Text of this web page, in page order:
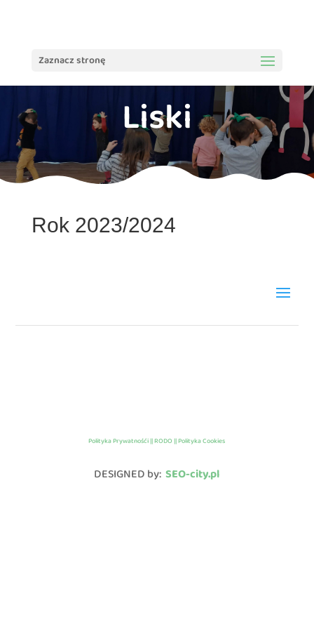
Zaznacz stronę
Liski
Rok 2023/2024
Polityka Prywatnośći || RODO || Polityka Cookies
DESIGNED by:SEO-city.pl